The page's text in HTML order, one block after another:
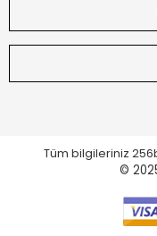
Tüm bilgileriniz
©